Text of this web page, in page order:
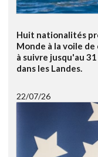
Huit nationalités
Monde à la voile
à suivre jusqu'au
dans les Landes.
22/07/26